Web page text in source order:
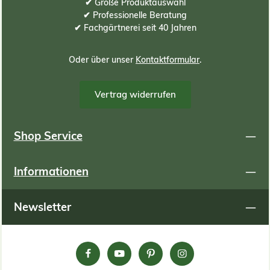
an Substrat zu ermitteln, können Sie folgende Formel
oder Tabelle zur Hilfe nehmen: Berechnungsformel:
(Meter Länge) x (Meter Breite) x (ZENTIMETER
Berechnungsbeispiele: Begrünungsfläche in Meter
✔ Professionelle Beratung
✔ Fachgärtnerei seit 40 Jahren
Oder über unser Kontaktformular.
Vertrag widerrufen
Shop Service
Informationen
Newsletter